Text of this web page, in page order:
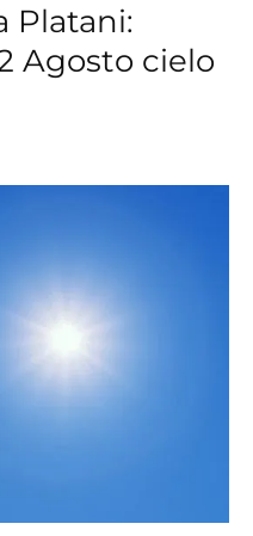
Platani:
Agosto cielo